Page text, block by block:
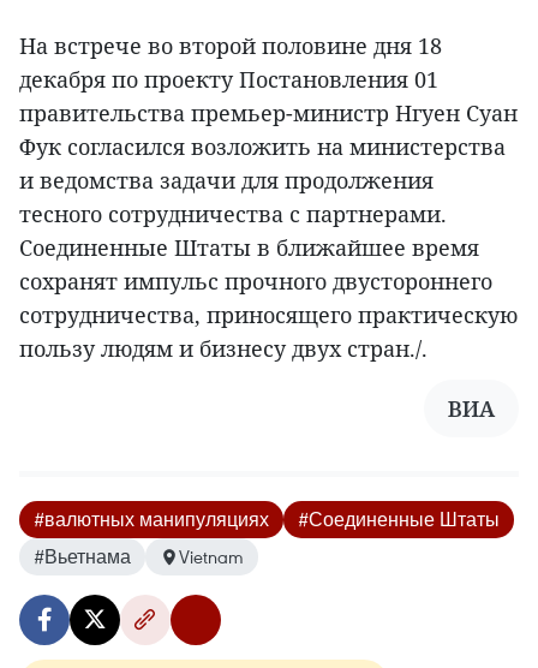
На встрече во второй половине дня 18
декабря по проекту Постановления 01
правительства премьер-министр Нгуен Суан
Фук согласился возложить на министерства
и ведомства задачи для продолжения
тесного сотрудничества с партнерами.
Соединенные Штаты в ближайшее время
сохранят импульс прочного двустороннего
сотрудничества, приносящего практическую
пользу людям и бизнесу двух стран./.
ВИА
#валютных манипуляциях
#Соединенные Штаты
#Вьетнама
Vietnam